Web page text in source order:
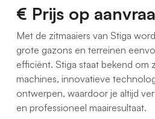
€ Prijs op
Met de zitmaaiers van Stiga
grote gazons en terreinen
efficiënt. Stiga staat bekend om
machines, innovatieve
ontwerpen, waardoor je altijd
en professioneel maairesultaat.